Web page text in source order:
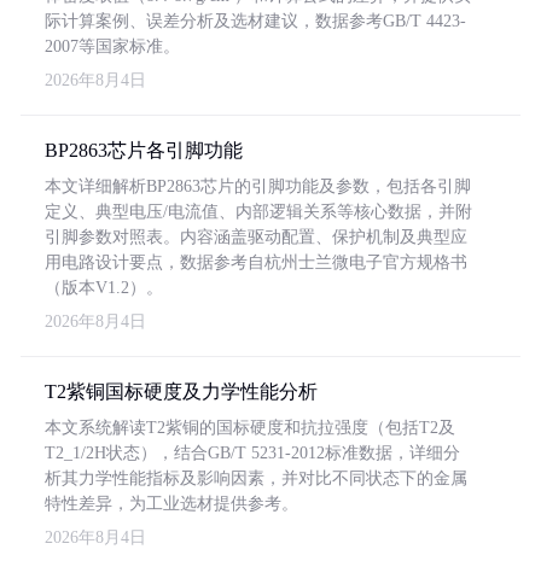
际计算案例、误差分析及选材建议，数据参考GB/T 4423-
2007等国家标准。
2026年8月4日
BP2863芯片各引脚功能
本文详细解析BP2863芯片的引脚功能及参数，包括各引脚
定义、典型电压/电流值、内部逻辑关系等核心数据，并附
引脚参数对照表。内容涵盖驱动配置、保护机制及典型应
用电路设计要点，数据参考自杭州士兰微电子官方规格书
（版本V1.2）。
2026年8月4日
T2紫铜国标硬度及力学性能分析
本文系统解读T2紫铜的国标硬度和抗拉强度（包括T2及
T2_1/2H状态），结合GB/T 5231-2012标准数据，详细分
析其力学性能指标及影响因素，并对比不同状态下的金属
特性差异，为工业选材提供参考。
2026年8月4日